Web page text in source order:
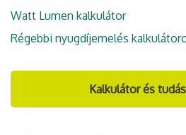
Watt Lumen kalkulátor
Régebbi nyugdíjemelés
Kalkulátor és